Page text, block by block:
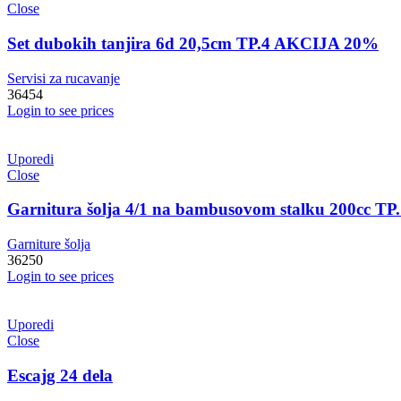
Close
Set dubokih tanjira 6d 20,5cm TP.4 AKCIJA 20%
Servisi za rucavanje
36454
Login to see prices
Uporedi
Close
Garnitura šolja 4/1 na bambusovom stalku 200cc
Garniture šolja
36250
Login to see prices
Uporedi
Close
Escajg 24 dela